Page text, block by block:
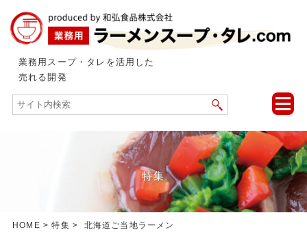
業務用スープ・タレを活用した
売れる開発
toggle
特集
HOME >特集 > 北海道ご当地ラーメン